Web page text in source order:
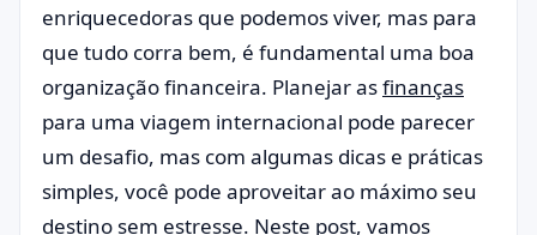
enriquecedoras que podemos viver, mas para
que tudo corra bem, é fundamental uma boa
organização financeira. Planejar asfinanças
para uma viagem internacional pode parecer
um desafio, mas com algumas dicas e práticas
simples, você pode aproveitar ao máximo seu
destino sem estresse. Neste post, vamos